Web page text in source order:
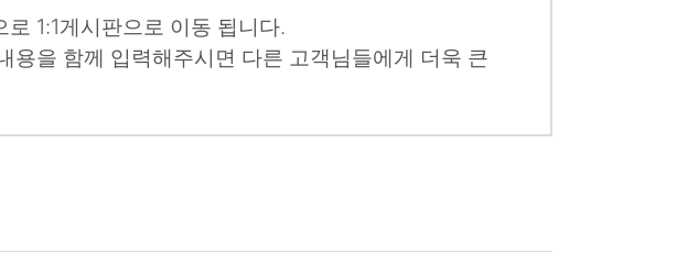
1:1게시판으로 이동 됩니다.
을 함께 입력해주시면 다른 고객님들에게 더욱 큰